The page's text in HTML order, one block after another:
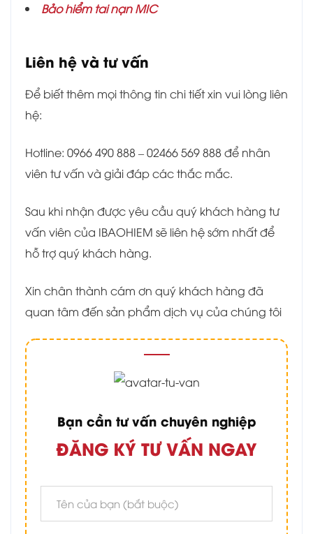
Bảo hiểm tai nạn MIC
Liên hệ và tư vấn
Để biết thêm mọi thông tin chi tiết xin vui lòng liên
hệ:
Hotline: 0966 490 888 – 02466 569 888 để nhân
viên tư vấn và giải đáp các thắc mắc.
Sau khi nhận được yêu cầu quý khách hàng tư
vấn viên của IBAOHIEM sẽ liên hệ sớm nhất để
hỗ trợ quý khách hàng.
Xin chân thành cám ơn quý khách hàng đã
quan tâm đến sản phẩm dịch vụ của chúng tôi
Bạn cần tư vấn chuyên nghiệp
ĐĂNG KÝ TƯ VẤN NGAY